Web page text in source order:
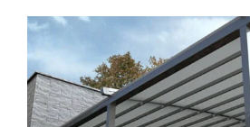
Περισσότερα